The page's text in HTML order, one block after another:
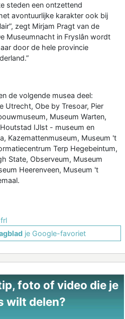
steden een ontzettend
avontuurlijke karakter ook bij
zegt Mirjam Pragt van de
Museumnacht in Fryslân wordt
door de hele provincie
de volgende musea deel:
Utrecht, Obe by Tresoar, Pier
Museum Warten,
IJlst - museum en
Kazemattenmuseum, Museum 't
Terp Hegebeintum,
State, Observeum, Museum
Heerenveen, Museum 't
frl
je Google-favoriet
foto of video die je
wilt delen?